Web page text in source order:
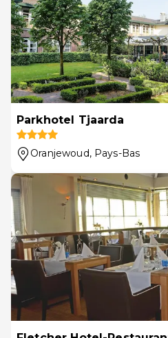
Parkhotel Tjaarda
Oranjewoud, Pays-Bas